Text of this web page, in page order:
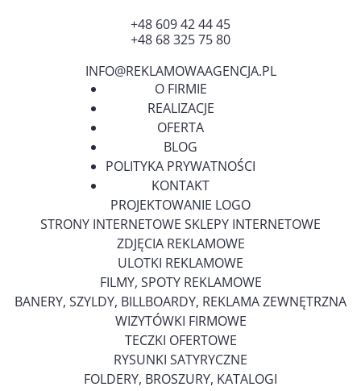
+48 609 42 44 45
+48 68 325 75 80
INFO@REKLAMOWAAGENCJA.PL
O FIRMIE
REALIZACJE
OFERTA
BLOG
POLITYKA PRYWATNOŚCI
KONTAKT
PROJEKTOWANIE LOGO
STRONY INTERNETOWE SKLEPY INTERNETOWE
ZDJĘCIA REKLAMOWE
ULOTKI REKLAMOWE
FILMY, SPOTY REKLAMOWE
BANERY, SZYLDY, BILLBOARDY, REKLAMA ZEWNĘTRZNA
WIZYTÓWKI FIRMOWE
TECZKI OFERTOWE
RYSUNKI SATYRYCZNE
FOLDERY, BROSZURY, KATALOGI